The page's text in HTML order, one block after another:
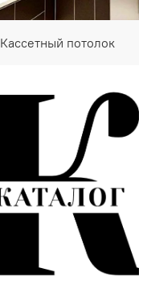
Кассетный потолок